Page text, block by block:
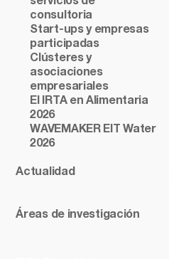
consultoria
Start-ups y empresas
participadas
Clústeres y
asociaciones
empresariales
El IRTA en Alimentaria
2026
WAVEMAKER EIT Water
2026
Actualidad
Áreas de investigación